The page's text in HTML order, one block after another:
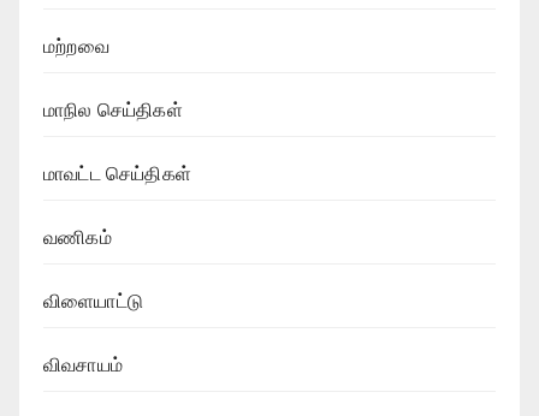
மற்றவை
மாநில செய்திகள்
மாவட்ட செய்திகள்
வணிகம்
விளையாட்டு
விவசாயம்